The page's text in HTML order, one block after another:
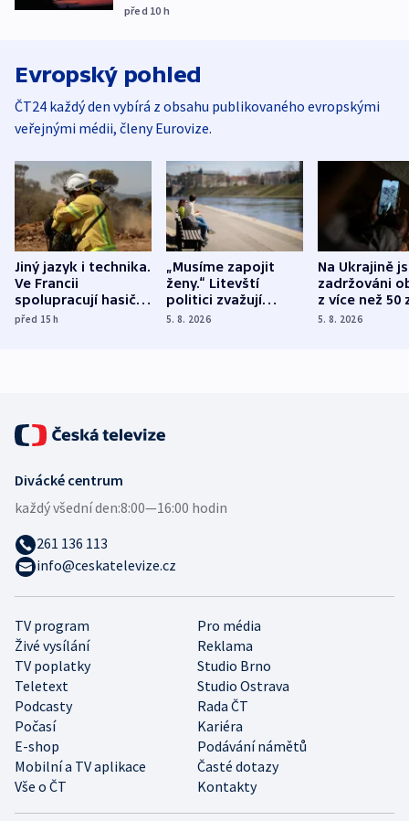
před 10 h
Evropský pohled
ČT24 každý den vybírá z obsahu publikovaného evropskými
veřejnými médii, členy Eurovize.
Jiný jazyk i technika.
Ve Francii
spolupracují hasiči z
různých zemí
před 15h
„Musíme zapojit
ženy.“ Litevští
politici zvažují
dohodu o
5. 8. 2026
Na Ukrajině
zadržováni
z více než 50
Bojovali na
5. 8. 2026
TV program
Pro média
Živé vysílání
Reklama
TV poplatky
Studio Brno
Teletext
Studio Ostrava
Podcasty
Rada ČT
Počasí
Kariéra
E-shop
Podávání námětů
Mobilní a TV aplikace
Časté dotazy
Vše o ČT
Kontakty
Divácké centrum
každý všední den:8:00—16:00 hodin
261 136 113
info@ceskatelevize.cz